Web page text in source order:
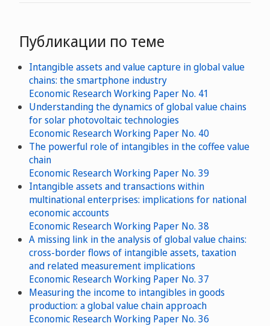
Публикации по теме
Intangible assets and value capture in global value
chains: the smartphone industry
Economic Research Working Paper No. 41
Understanding the dynamics of global value chains
for solar photovoltaic technologies
Economic Research Working Paper No. 40
The powerful role of intangibles in the coffee value
chain
Economic Research Working Paper No. 39
Intangible assets and transactions within
multinational enterprises: implications for national
economic accounts
Economic Research Working Paper No. 38
A missing link in the analysis of global value chains:
cross-border flows of intangible assets, taxation
and related measurement implications
Economic Research Working Paper No. 37
Measuring the income to intangibles in goods
production: a global value chain approach
Economic Research Working Paper No. 36